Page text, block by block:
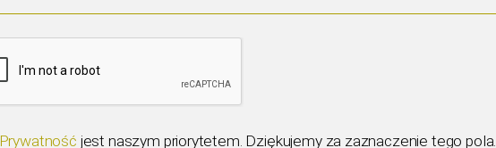
Prywatność jest naszym priorytetem. Dziękujemy za zaznaczenie tego pola.